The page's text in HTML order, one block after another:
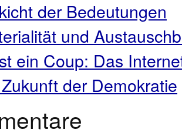
der Bedeutungen
und
ein Coup: Das
der Demokratie